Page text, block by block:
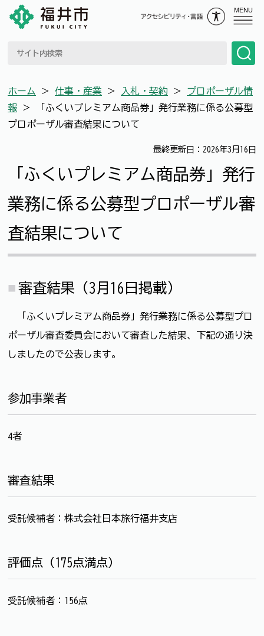
MENU
ホーム ＞ 仕事・産業 ＞ 入札・契約 ＞ プロポーザル情
報 ＞
「ふくいプレミアム商品券」発行業務に係る公募型
プロポーザル審査結果について
最終更新日：2026年3月16日
「ふくいプレミアム商品券」発行
業務に係る公募型プロポーザル審
査結果について
審査結果（3月16日掲載）
「ふくいプレミアム商品券」発行業務に係る公募型プロ
ポーザル審査委員会において審査した結果、下記の通り決
しましたので公表します。
参加事業者
4者
審査結果
受託候補者：株式会社日本旅行福井支店
評価点（175点満点）
受託候補者：156点